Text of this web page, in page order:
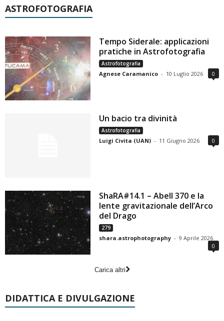
ASTROFOTOGRAFIA
Tempo Siderale: applicazioni
pratiche in Astrofotografia
Astrofotografia
Agnese Caramanico - 10 Luglio 2026 0
Un bacio tra divinità
Astrofotografia
Luigi Civita (UAN) - 11 Giugno 2026 0
ShaRA#14.1 – Abell 370 e la
lente gravitazionale dell’Arco
del Drago
279
shara.astrophotography - 9 Aprile 2026
0
Carica altri
DIDATTICA E DIVULGAZIONE